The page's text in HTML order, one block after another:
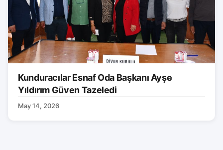
Kunduracılar Esnaf Oda Başkanı Ayşe
Yıldırım Güven Tazeledi
May 14, 2026